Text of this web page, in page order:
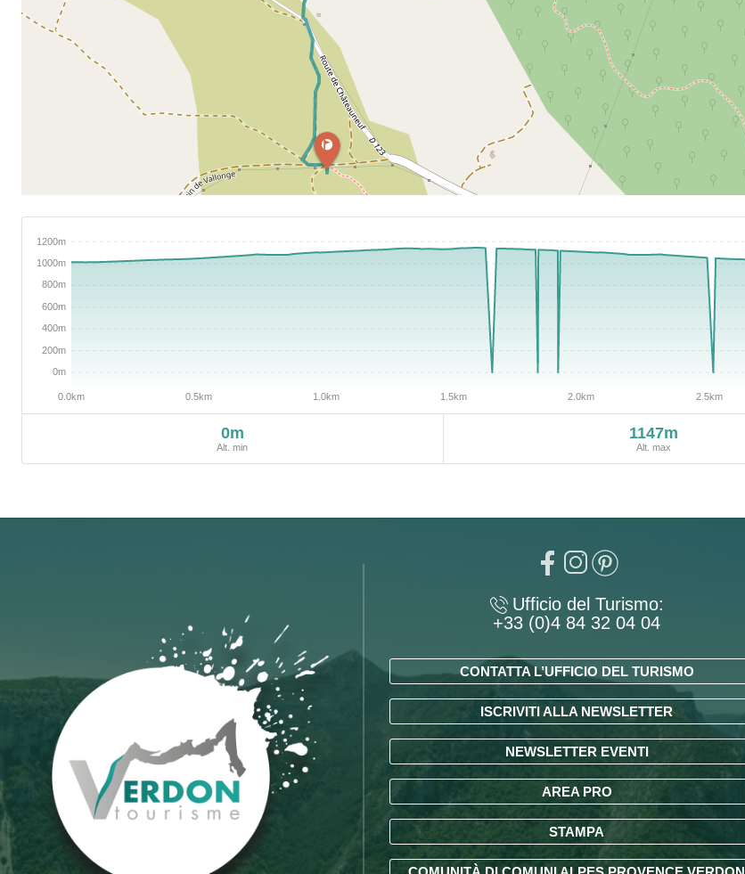
0m
Alt. min
1147m
Alt. max
Ufficio del Turismo:
+33 (0)4 84 32 04 04
CONTATTA L’UFFICIO DEL TURISMO
ISCRIVITI ALLA NEWSLETTER
NEWSLETTER EVENTI
AREA PRO
STAMPA